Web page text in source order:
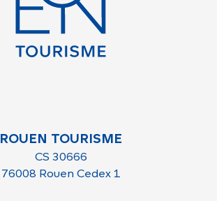
ROUEN TOURISME
CS 30666
76008 Rouen Cedex 1